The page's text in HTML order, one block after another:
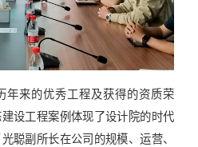
年来的优秀工程及获得的资质荣
设工程案例体现了设计院的时代
聪副所长在公司的规模、运营、